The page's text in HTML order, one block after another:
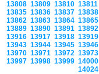
13808 13809 13810 13811
13835 13836 13837 13838
13862 13863 13864 13865
13889 13890 13891 13892
13916 13917 13918 13919
13943 13944 13945 13946
13970 13971 13972 13973
13997 13998 13999 14000
14024